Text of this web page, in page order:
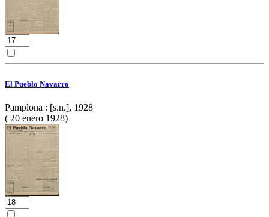
El Pueblo Navarro
Pamplona : [s.n.], 1928
( 20 enero 1928)